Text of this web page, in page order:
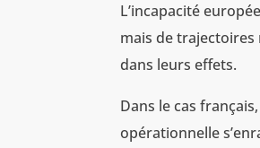
L’incapacité
mais de
dans leurs effets.
Dans le cas
opérationnelle